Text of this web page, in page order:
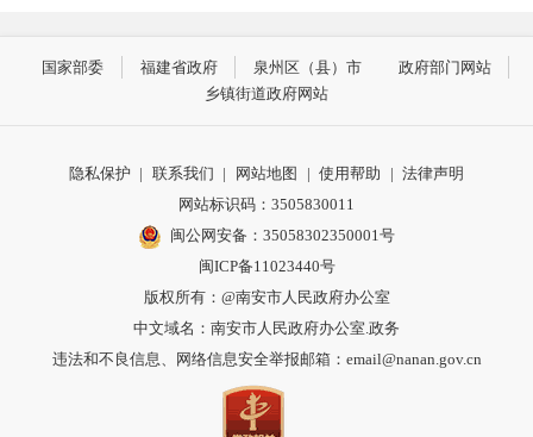
国家部委 福建省政府 泉州区（县）市
政府部门网站
乡镇街道政府网站
隐私保护 | 联系我们 | 网站地图 | 使用帮助 | 法律声明
网站标识码：3505830011
闽公网安备：35058302350001号
闽ICP备11023440号
版权所有：@南安市人民政府办公室
中文域名：南安市人民政府办公室.政务
违法和不良信息、网络信息安全举报邮箱：email@nanan.gov.cn